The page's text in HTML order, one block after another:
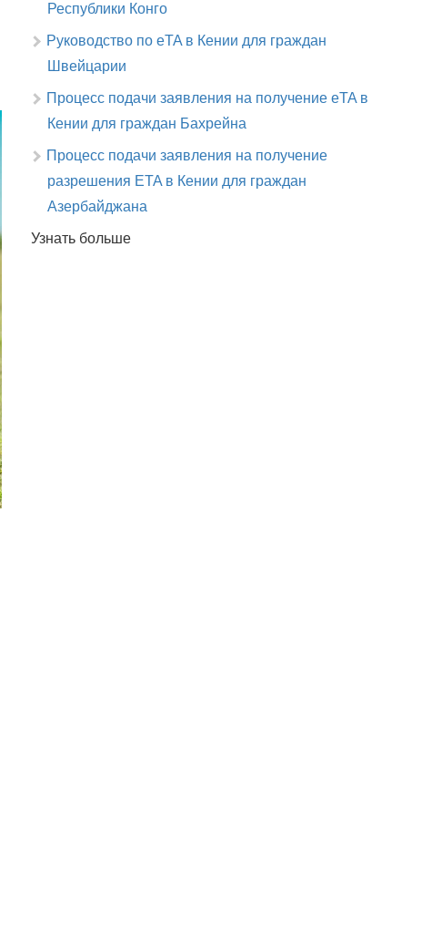
Республики Конго
Руководство по eTA в Кении для граждан
Швейцарии
Процесс подачи заявления на получение eTA в
Кении для граждан Бахрейна
Процесс подачи заявления на получение
разрешения ETA в Кении для граждан
Азербайджана
Узнать больше